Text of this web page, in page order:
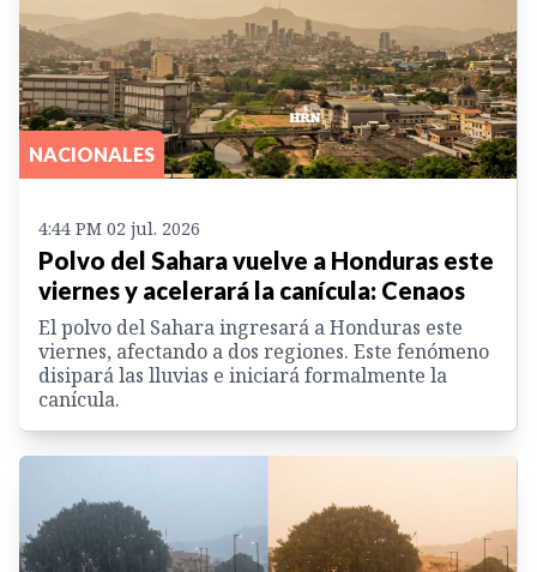
NACIONALES
4:44 PM 02 jul. 2026
Polvo del Sahara vuelve a Honduras este
viernes y acelerará la canícula: Cenaos
El polvo del Sahara ingresará a Honduras este
viernes, afectando a dos regiones. Este fenómeno
disipará las lluvias e iniciará formalmente la
canícula.